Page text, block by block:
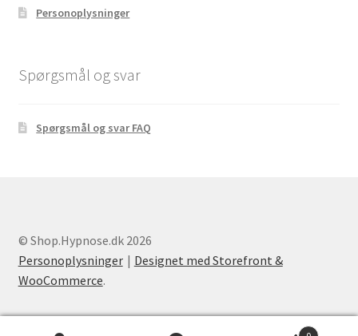
Personoplysninger
Spørgsmål og svar
Spørgsmål og svar FAQ
© Shop.Hypnose.dk 2026
Personoplysninger
Designet med Storefront &
WooCommerce.